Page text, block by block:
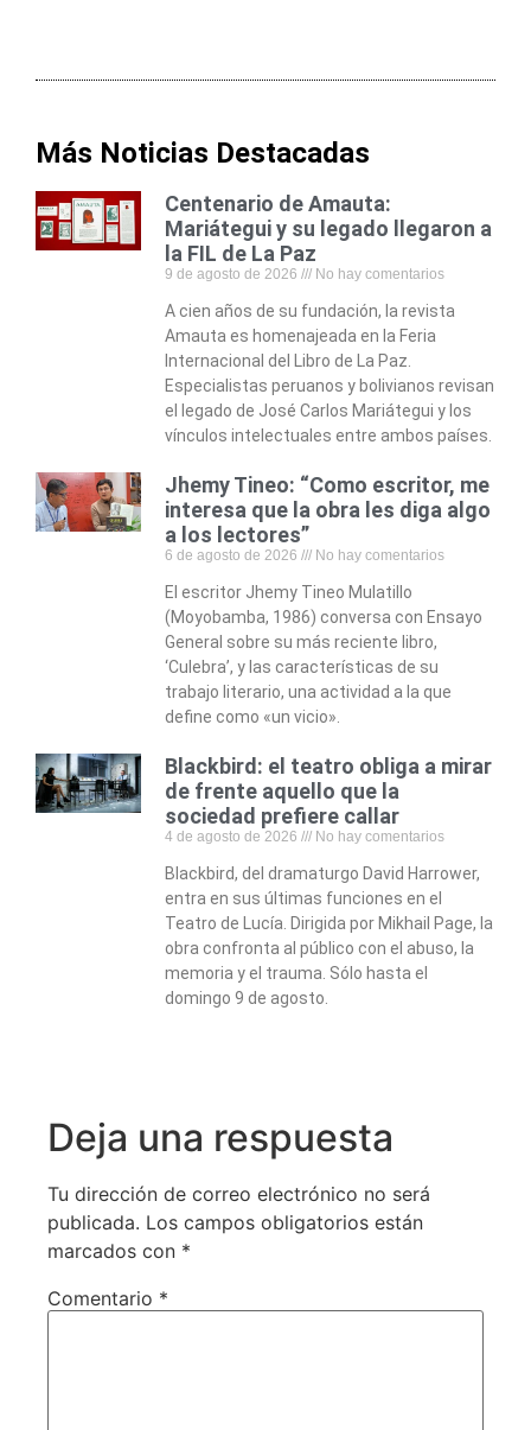
Más Noticias Destacadas
Centenario de Amauta:
Mariátegui y su legado llegaron a
la FIL de La Paz
9 de agosto de 2026 No hay comentarios
A cien años de su fundación, la revista
Amauta es homenajeada en la Feria
Internacional del Libro de La Paz.
Especialistas peruanos y bolivianos revisan
el legado de José Carlos Mariátegui y los
vínculos intelectuales entre ambos países.
Jhemy Tineo: “Como escritor, me
interesa que la obra les diga algo
a los lectores”
6 de agosto de 2026 No hay comentarios
El escritor Jhemy Tineo Mulatillo
(Moyobamba, 1986) conversa con Ensayo
General sobre su más reciente libro,
‘Culebra’, y las características de su
trabajo literario, una actividad a la que
define como «un vicio».
Blackbird: el teatro obliga a mirar
de frente aquello que la
sociedad prefiere callar
4 de agosto de 2026 No hay comentarios
Blackbird, del dramaturgo David Harrower,
entra en sus últimas funciones en el
Teatro de Lucía. Dirigida por Mikhail Page, la
obra confronta al público con el abuso, la
memoria y el trauma. Sólo hasta el
domingo 9 de agosto.
Deja una respuesta
Tu dirección de correo electrónico no será
publicada. Los campos obligatorios están
marcados con *
Comentario *